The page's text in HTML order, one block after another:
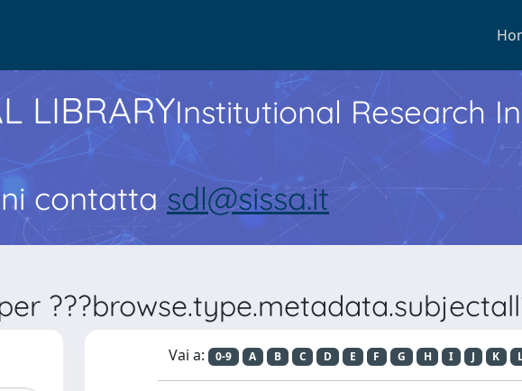
LIBRARYInstitutional Research
contatta sdl@sissa.it
Vai a: 0-9 A B C D E F G H I J K